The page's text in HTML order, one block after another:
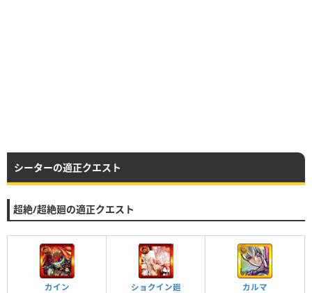
シーターの適正クエスト
超絶/超絶廻の適正クエスト
カイン
ショクイン廻
カルマ